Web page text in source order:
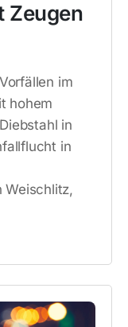
Zeugen
im
hohem
in
in
Weischlitz,